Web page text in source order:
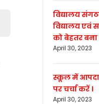
विद्यालय
विद्यालय एवं
को बेहतर
April 30, 2023
स्कूल में आपदा
पर चर्चा करें ।
April 30, 2023